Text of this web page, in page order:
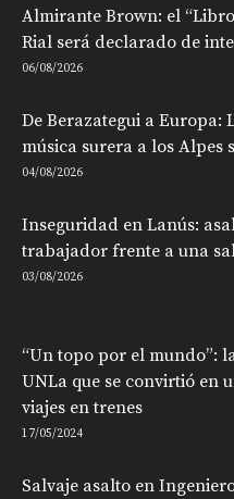
Almirante Brown: el
Rial será declarado de
06/08/2026
De Berazategui a Europa:
música surera a los Alpes
04/08/2026
Inseguridad en Lanús:
trabajador frente a una
03/08/2026
“Un topo por el mundo”:
UNLa que se convirtió en
viajes en trenes
17/05/2024
Salvaje asalto en